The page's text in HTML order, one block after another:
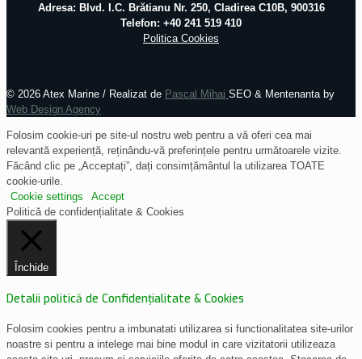
Adresa: Blvd. I.C. Brătianu Nr. 250, Cladirea C10B, 900316
Telefon: +40 241 519 410
Politica Cookies
© 2026 Atex Marine / Realizat de Pascal Mihai SEO & Mentenanta by
Web Design Agency
Folosim cookie-uri pe site-ul nostru web pentru a vă oferi cea mai
relevantă experiență, reținându-vă preferințele pentru următoarele vizite.
Făcând clic pe „Acceptați”, dați consimțământul la utilizarea TOATE
cookie-urile.
Cookie settings
Accept
Politică de confidențialitate & Cookies
Închide
Detalii politică de Confidențialitate & Cookies
Folosim cookies pentru a imbunatati utilizarea si functionalitatea site-urilor
noastre si pentru a intelege mai bine modul in care vizitatorii utilizeaza